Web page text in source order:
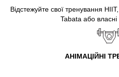
Відстежуйте свої тренування
Tabata або власні
АНІМАЦІЙНІ